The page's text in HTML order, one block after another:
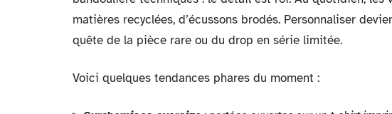
matières recyclées, d’écussons brodés. Personnaliser
quête de la pièce rare ou du drop en série limitée.
Voici quelques tendances phares du moment :